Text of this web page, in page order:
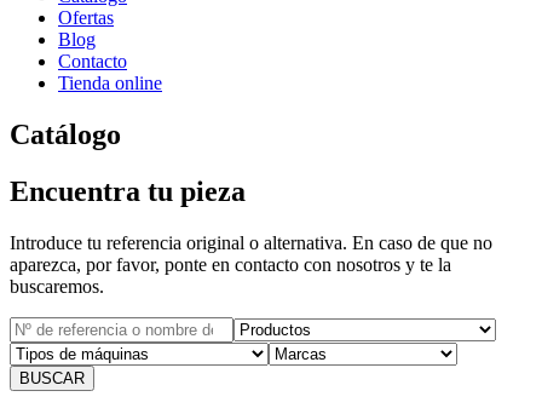
Ofertas
Blog
Contacto
Tienda online
Catálogo
Encuentra tu pieza
Introduce tu referencia original o alternativa. En caso de que no
aparezca, por favor, ponte en contacto con nosotros y te la
buscaremos.